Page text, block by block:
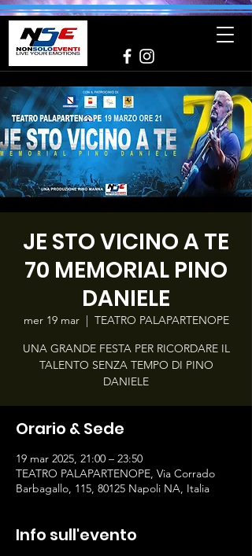
JE STO VICINO A TE
70 MEMORIAL PINO
DANIELE
mer 19 mar
  |
TEATRO PALAPARTENOPE
UNA GRANDE FESTA PER RICORDARE IL
TALENTO SENZA TEMPO DI PINO
DANIELE
Orario & Sede
19 mar 2025, 21:00 – 23:50
TEATRO PALAPARTENOPE, Via Corrado
Barbagallo, 115, 80125 Napoli NA, Italia
Info sull'evento